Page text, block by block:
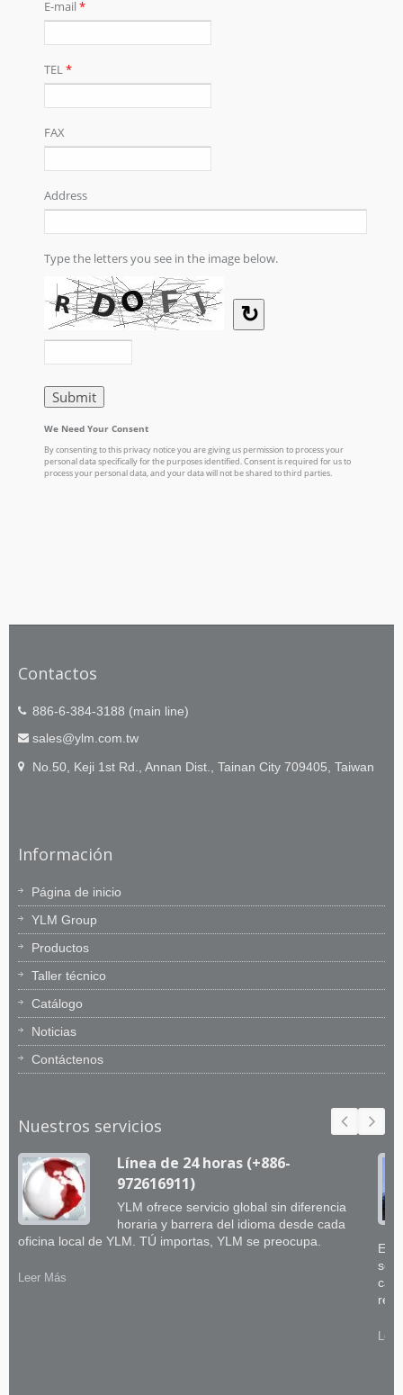
Contactos
886-6-384-3188 (main line)
sales@ylm.com.tw
No.50, Keji 1st Rd., Annan Dist., Tainan City 709405, Taiwan
Información
Página de inicio
YLM Group
Productos
Taller técnico
Catálogo
Noticias
Contáctenos
Nuestros servicios
Línea de 24 horas (+886-
972616911)
YLM ofrece servicio global sin diferencia
horaria y barrera del idioma desde cada
oficina local de YLM. TÚ importas, YLM se preocupa.
Leer Más
El